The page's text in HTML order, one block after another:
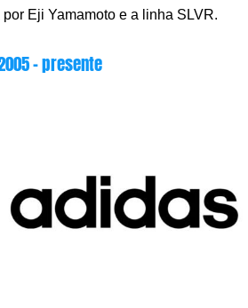
Eji Yamamoto e a linha SLVR.
– presente